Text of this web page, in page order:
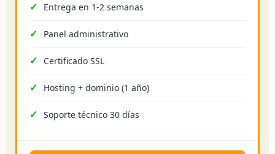
Entrega en 1-2 semanas
Panel administrativo
Certificado SSL
Hosting + dominio (1 año)
Soporte técnico 30 días